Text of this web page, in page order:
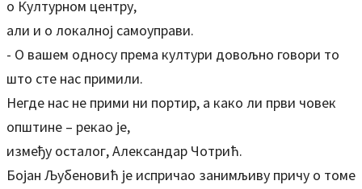
о Културном центру,
али и о локалној самоуправи.
- О вашем односу према култури довољно говори то
што сте нас примили.
Негде нас не прими ни портир, а како ли први човек
општине – рекао је,
између осталог, Александар Чотрић.
Бојан Љубеновић је испричао занимљиву причу о томе